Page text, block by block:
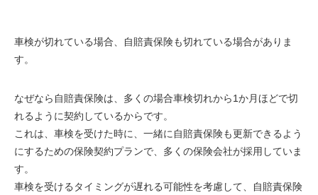
車検が切れている場合、 自賠責保険も切れている場合がありま
す。
なぜなら自賠責保険は、多くの場合車検切れから1か月ほどで切
れるように契約しているからです。
これは、車検を受けた時に、一緒に自賠責保険も更新できるよう
にするための保険契約プランで、多くの保険会社が採用していま
す。
車検を受けるタイミングが遅れる可能性を考慮して、自賠責保険